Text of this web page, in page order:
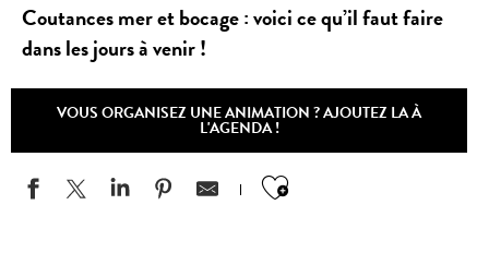
Coutances mer et bocage : voici ce qu’il faut faire
dans les jours à venir !
VOUS ORGANISEZ UNE ANIMATION ? AJOUTEZ LA À
L'AGENDA !
Ajouter aux